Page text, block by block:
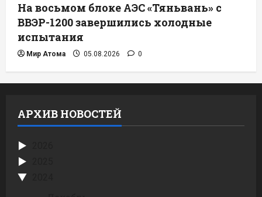
На восьмом блоке АЭС «Тяньвань» с
ВВЭР-1200 завершились холодные
испытания
Мир Атома 05.08.2026 0
АРХИВ НОВОСТЕЙ